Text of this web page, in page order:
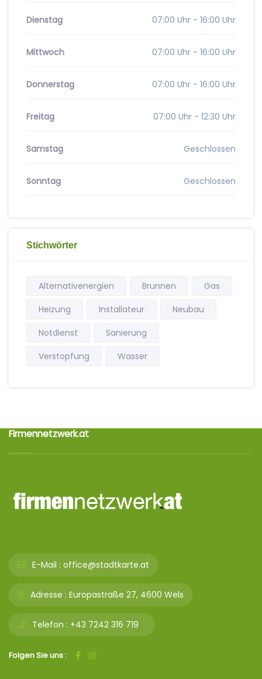
Dienstag 07:00 Uhr - 16:00 Uhr
Mittwoch 07:00 Uhr - 16:00 Uhr
Donnerstag 07:00 Uhr - 16:00 Uhr
Freitag 07:00 Uhr - 12:30 Uhr
Samstag Geschlossen
Sonntag Geschlossen
Stichwörter
Alternativenergien Brunnen
Gas
Heizung
Installateur
Neubau
Notdienst
Sanierung
Verstopfung
Wasser
Firmennetzwerk.at
E-Mail : office@stadtkarte.at
Adresse : Europastraße 27, 4600 Wels
Telefon : +43 7242 316 719
Folgen Sie uns :